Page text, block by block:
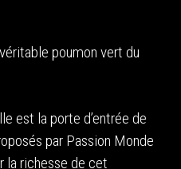
poumon vert du
est la porte d’entrée de
par Passion Monde
la richesse de cet